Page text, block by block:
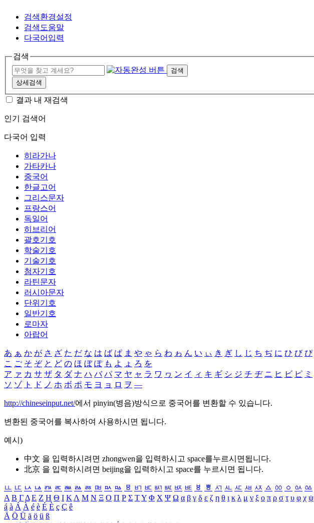
검색환경설정
검색도움말
다국어입력
검색
검색
상세검색
결과 내 재검색
인기 검색어
다국어 입력
히라가나
가타카나
중국어
한글고어
그리스문자
프랑스어
독일어
히브리어
괄호기호
학술기호
기술기호
첨자기호
라틴문자
러시아문자
단위기호
일반기호
로마자
아랍어
あ ぁ か が さ ざ た だ な は ば ぱ ま や ゃ ら わ ゎ ん い ぃ き ぎ し じ ち ぢ に ひ び ぴ
こ ご そ ぞ と ど の ほ ぼ ぽ も よ ょ ろ を
ア ァ カ サ ザ タ ダ ナ ハ バ パ マ ヤ ャ ラ ワ ヮ ン イ ィ キ ギ シ ジ チ ヂ ニ ヒ ビ ピ ミ
ソ ゾ ト ド ノ ホ ボ ポ モ ヨ ョ ロ ヲ ―
http://chineseinput.net/에서 pinyin(병음)방식으로 중국어를 변환할 수 있습니다.
변환된 중국어를 복사하여 사용하시면 됩니다.
예시)
中文 을 입력하시려면 zhongwen을 입력하시고 space를누르시면됩니다.
北京 을 입력하시려면 beijing을 입력하시고 space를 누르시면 됩니다.
ㅥ ㅦ ㅧ ㅨ ㅩ ㅪ ㅫ ㅬ ㅭ ㅮ ㅯ ㅰ ㅱ ㅲ ㅳ ㅴ ㅵ ㅶ ㅷ ㅸ ㅹ ㅺ ㅻ ㅼ ㅽ ㅾ ㅿ ㆀ ㆁ ㆂ ㆃ
Α Β ΓΔ Ε Ζ Η Θ Ι ΚΛ Μ Ν Ξ Ο Π Ρ Σ ΤΥ Φ Χ Ψ Ω α β γ δ ε ζ η θ ι κ λ μ ν ξ ο π ρ σ τ υ φ χ ψ
á à Á À é è É È ç Ç ê
Ä Ö Ü ä ö ü ß